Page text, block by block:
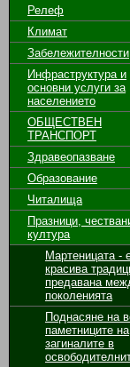
Релеф
Климат
Забележителности
Инфраструктура и
основни услуги за
населението
ОБЩЕСТВЕН
ТРАНСПОРТ
Здравеопазване
Образование
Читалища
Празници,
култура
Мартеницата -
красива
предавана
поколенията
Поднасяне на
паметниците на
загиналите в